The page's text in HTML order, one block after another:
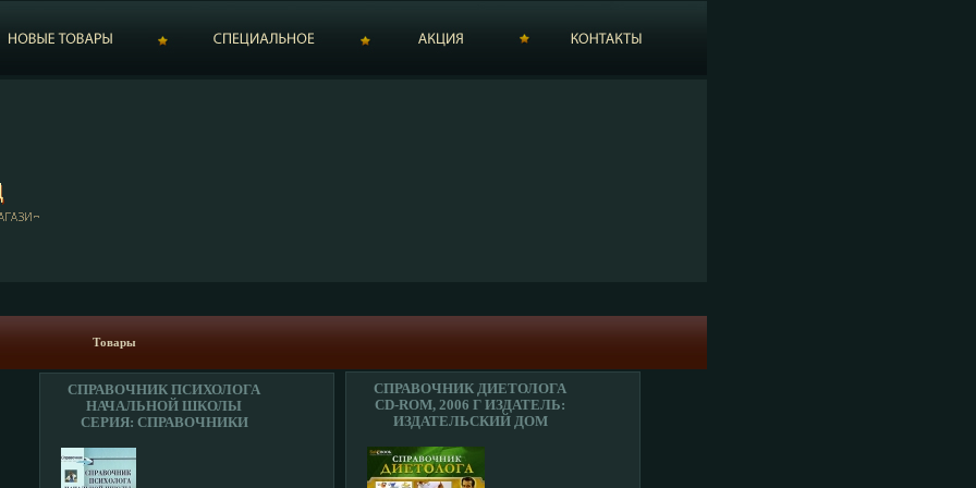
Товары
СПРАВОЧНИК ПСИХОЛОГА
НАЧАЛЬНОЙ ШКОЛЫ
СЕРИЯ: СПРАВОЧНИКИ
СПРАВОЧНИК ДИЕТОЛОГА
CD-ROM, 2006 Г ИЗДАТЕЛЬ:
ИЗДАТЕЛЬСКИЙ ДОМ
РАЗРАБОТЧИК:
ИЗДАТЕЛЬСКИЙ ДОМ